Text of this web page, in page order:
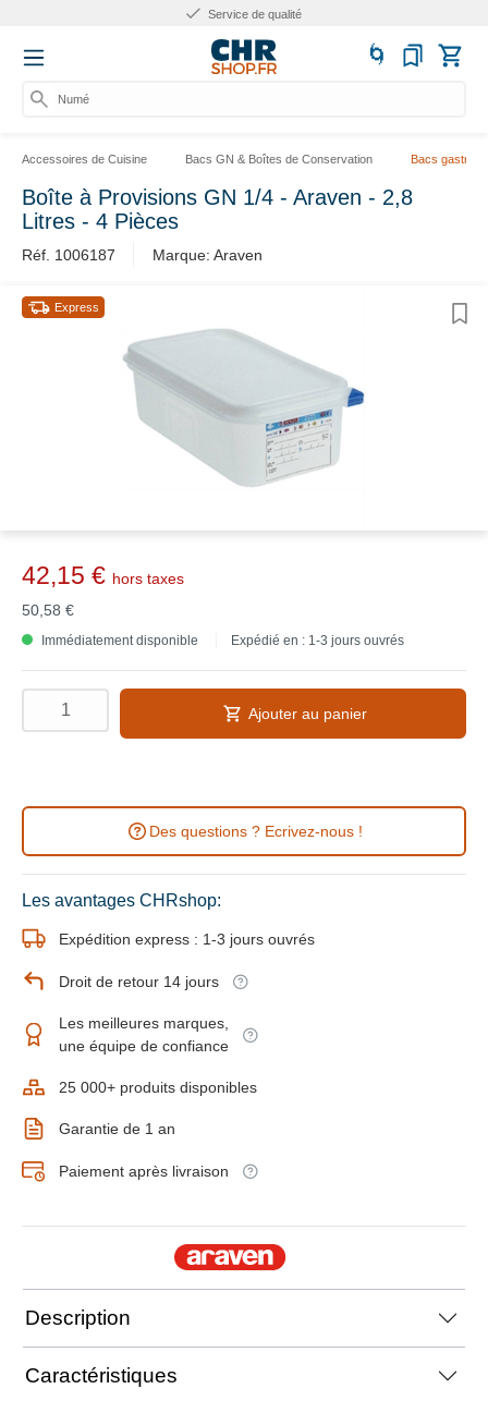
Service de qualité
Numéro
Accessoires de Cuisine Bacs GN & Boîtes de Conservation Bacs
Boîte à Provisions GN 1/4 - Araven - 2,8
Litres - 4 Pièces
Réf. 1006187 Marque: Araven
Express
42,15 € hors taxes
50,58 €
Immédiatement disponible Expédié en : 1-3 jours ouvrés
Ajouter au panier
Des questions ? Ecrivez-nous !
Les avantages CHRshop:
Expédition express : 1-3 jours ouvrés
Droit de retour 14 jours
Les meilleures marques,
une équipe de confiance
25 000+ produits disponibles
Garantie de 1 an
Paiement après livraison
Description
Caractéristiques